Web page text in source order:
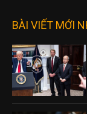
BÀI VIẾT MỚI